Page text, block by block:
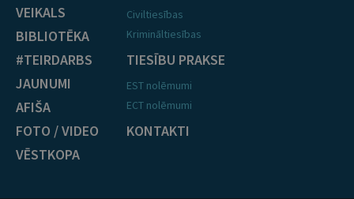
VEIKALS
BIBLIOTĒKA
#TEIRDARBS
JAUNUMI
AFIŠA
FOTO / VIDEO
VĒSTKOPA
Civiltiesības
Krimināltiesības
TIESĪBU PRAKSE
EST nolēmumi
ECT nolēmumi
KONTAKTI